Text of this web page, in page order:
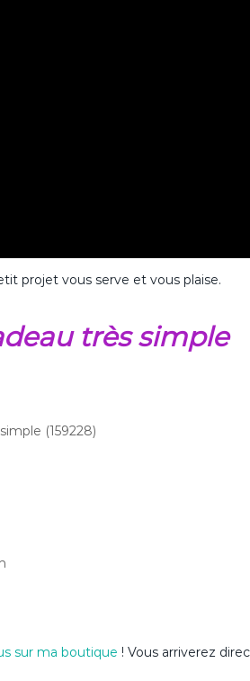
projet vous serve et vous plaise.
très simple
(159228)
sur ma boutique ! Vous arriverez